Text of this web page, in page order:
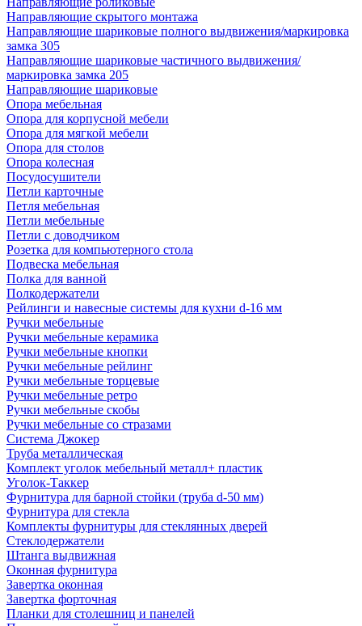
Направляющие скрытого монтажа
Направляющие шариковые полного выдвижения/маркировка
замка 305
Направляющие шариковые частичного выдвижения/
маркировка замка 205
Направляющие шариковые
Опора мебельная
Опора для корпусной мебели
Опора для мягкой мебели
Опора для столов
Опора колесная
Посудосушители
Петли карточные
Петля мебельная
Петли мебельные
Петли с доводчиком
Розетка для компьютерного стола
Подвеска мебельная
Полка для ванной
Полкодержатели
Рейлинги и навесные системы для кухни d-16 мм
Ручки мебельные
Ручки мебельные керамика
Ручки мебельные кнопки
Ручки мебельные рейлинг
Ручки мебельные торцевые
Ручки мебельные ретро
Ручки мебельные скобы
Ручки мебельные со стразами
Система Джокер
Труба металлическая
Комплект уголок мебельный металл+ пластик
Уголок-Таккер
Фурнитура для барной стойки (труба d-50 мм)
Фурнитура для стекла
Комплекты фурнитуры для стеклянных дверей
Стеклодержатели
Штанга выдвижная
Оконная фурнитура
Завертка оконная
Завертка форточная
Планки для столешниц и панелей